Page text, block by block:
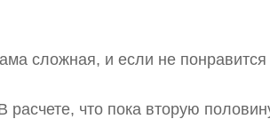
сложная, и если не понравится
что пока вторую